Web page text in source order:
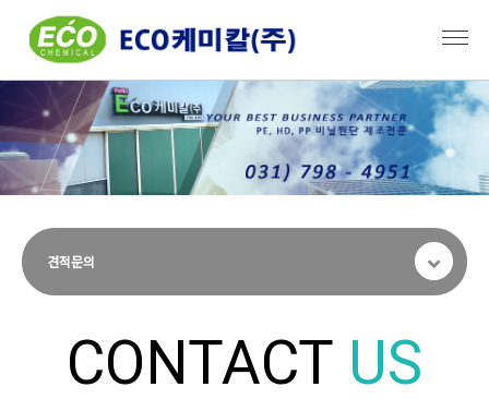
견적문의
CONTACT US